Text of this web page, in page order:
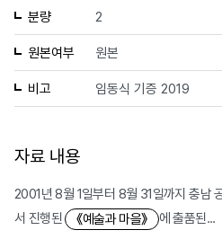
분량 2
원본여부 원본
비고 임동식 기증 2019
자료 내용
2001년 8월 1일부터 8월 31일까지 충남
서 진행된
《예술과 마을》 에 출품된...